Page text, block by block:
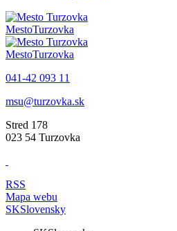
MestoTurzovka
MestoTurzovka
041-42 093 11
msu@turzovka.sk
Stred 178
023 54 Turzovka
RSS
Mapa webu
SKSlovensky